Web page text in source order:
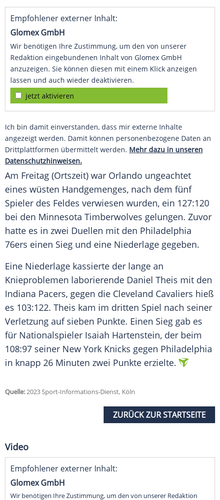
Empfohlener externer Inhalt:
Glomex GmbH
Wir benötigen Ihre Zustimmung, um den von unserer
Redaktion eingebundenen Inhalt von Glomex GmbH
anzuzeigen. Sie können diesen mit einem Klick anzeigen
lassen und auch wieder deaktivieren.
jetzt aktivieren
Ich bin damit einverstanden, dass mir externe Inhalte
angezeigt werden. Damit können personenbezogene Daten an
Drittplattformen übermittelt werden. Mehr dazu in unseren
Datenschutzhinweisen.
Am Freitag (Ortszeit) war Orlando ungeachtet
eines wüsten Handgemenges, nach dem fünf
Spieler des Feldes verwiesen wurden, ein 127:120
bei den Minnesota Timberwolves gelungen. Zuvor
hatte es in zwei Duellen mit den Philadelphia
76ers einen Sieg und eine Niederlage gegeben.
Eine Niederlage kassierte der lange an
Knieproblemen laborierende Daniel Theis mit den
Indiana Pacers, gegen die Cleveland Cavaliers hieß
es 103:122. Theis kam im dritten Spiel nach seiner
Verletzung auf sieben Punkte. Einen Sieg gab es
für Nationalspieler Isaiah Hartenstein, der beim
108:97 seiner New York Knicks gegen Philadelphia
in knapp 26 Minuten zwei Punkte erzielte.
Quelle:2023 Sport-Informations-Dienst, Köln
ZURÜCK ZUR STARTSEITE
Video
Empfohlener externer Inhalt:
Glomex GmbH
Wir benötigen Ihre Zustimmung, um den von unserer Redaktion